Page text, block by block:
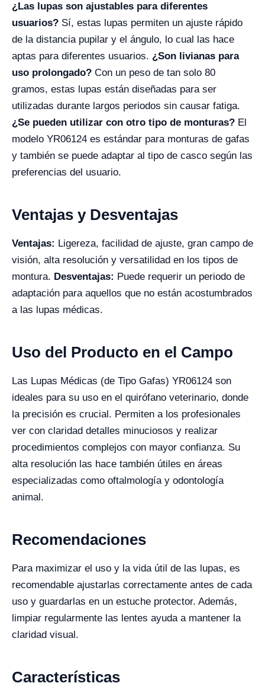
¿Las lupas son ajustables para diferentes
usuarios? Sí, estas lupas permiten un ajuste rápido
de la distancia pupilar y el ángulo, lo cual las hace
aptas para diferentes usuarios. ¿Son livianas para
uso prolongado? Con un peso de tan solo 80
gramos, estas lupas están diseñadas para ser
utilizadas durante largos periodos sin causar fatiga.
¿Se pueden utilizar con otro tipo de monturas? El
modelo YR06124 es estándar para monturas de gafas
y también se puede adaptar al tipo de casco según las
preferencias del usuario.
Ventajas y Desventajas
Ventajas: Ligereza, facilidad de ajuste, gran campo de
visión, alta resolución y versatilidad en los tipos de
montura. Desventajas: Puede requerir un periodo de
adaptación para aquellos que no están acostumbrados
a las lupas médicas.
Uso del Producto en el Campo
Las Lupas Médicas (de Tipo Gafas) YR06124 son
ideales para su uso en el quirófano veterinario, donde
la precisión es crucial. Permiten a los profesionales
ver con claridad detalles minuciosos y realizar
procedimientos complejos con mayor confianza. Su
alta resolución las hace también útiles en áreas
especializadas como oftalmología y odontología
animal.
Recomendaciones
Para maximizar el uso y la vida útil de las lupas, es
recomendable ajustarlas correctamente antes de cada
uso y guardarlas en un estuche protector. Además,
limpiar regularmente las lentes ayuda a mantener la
claridad visual.
Características